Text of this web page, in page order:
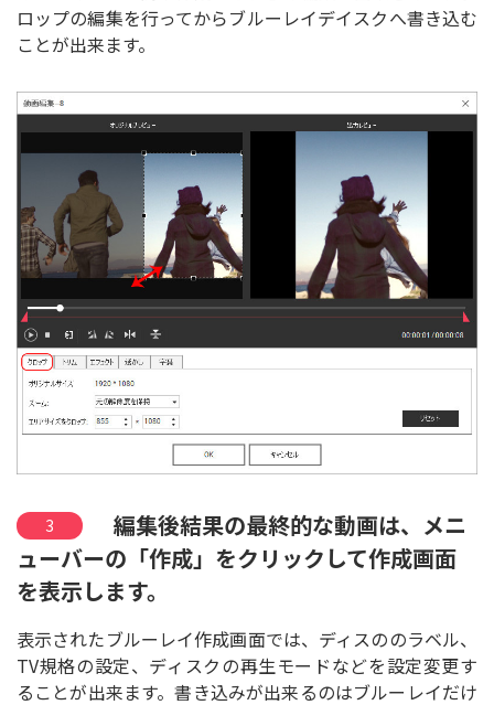
ロップの編集を行ってからブルーレイデイスクへ書き込む
ことが出来ます。
3
編集後結果の最終的な動画は、メニ
ューバーの「作成」をクリックして作成画面
を表示します。
表示されたブルーレイ作成画面では、ディスののラベル、
TV規格の設定、ディスクの再生モードなどを設定変更す
ることが出来ます。書き込みが出来るのはブルーレイだけ